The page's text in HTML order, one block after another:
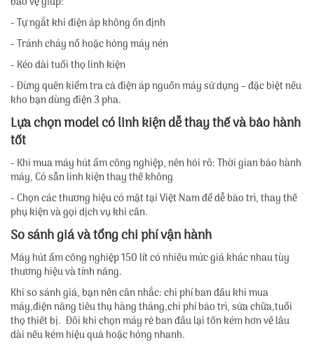
- Tự ngắt khi điện áp không ổn định
- Tránh cháy nổ hoặc hỏng máy nén
- Kéo dài tuổi thọ linh kiện
- Đừng quên kiểm tra cả điện áp nguồn máy sử dụng – đặc biệt nếu
kho bạn dùng điện 3 pha.
Lựa chọn model có linh kiện dễ thay thế và bảo hành
tốt
- Khi mua máy hút ẩm công nghiệp, nên hỏi rõ: Thời gian bảo hành
máy, Có sẵn linh kiện thay thế không
- Chọn các thương hiệu có mặt tại Việt Nam để dễ bảo trì, thay thế
phụ kiện và gọi dịch vụ khi cần.
So sánh giá và tổng chi phí vận hành
Máy hút ẩm công nghiệp 150 lít có nhiều mức giá khác nhau tùy
thương hiệu và tính năng.
Khi so sánh giá, bạn nên cân nhắc: chi phí ban đầu khi mua
máy,điện năng tiêu thụ hàng tháng,chi phí bảo trì, sửa chữa,tuổi
thọ thiết bị. Đôi khi chọn máy rẻ ban đầu lại tốn kém hơn về lâu
dài nếu kém hiệu quả hoặc hỏng nhanh.